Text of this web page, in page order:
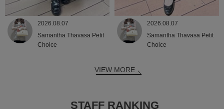
2026.08.07
Samantha Thavasa Petit
Choice
2026.08.07
Samantha Thavasa Petit
Choice
VIEW MORE
STAFF RANKING